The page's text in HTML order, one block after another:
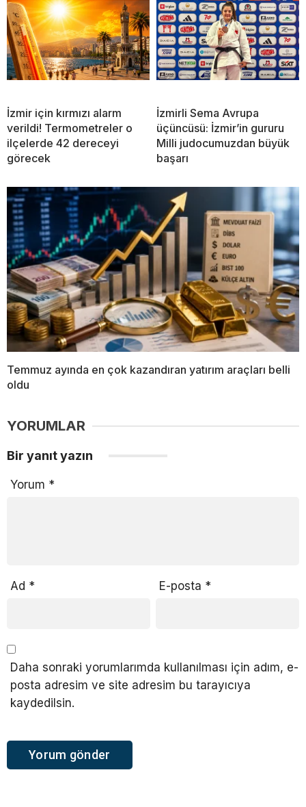
İzmir için kırmızı alarm
verildi! Termometreler o
ilçelerde 42 dereceyi
görecek
İzmirli Sema Avrupa
üçüncüsü: İzmir’in gururu
Milli judocumuzdan büyük
başarı
Temmuz ayında en çok kazandıran yatırım araçları belli
oldu
YORUMLAR
Bir yanıt yazın
Yorum *
Ad * E-posta *
Daha sonraki yorumlarımda kullanılması için adım, e-
posta adresim ve site adresim bu tarayıcıya
kaydedilsin.